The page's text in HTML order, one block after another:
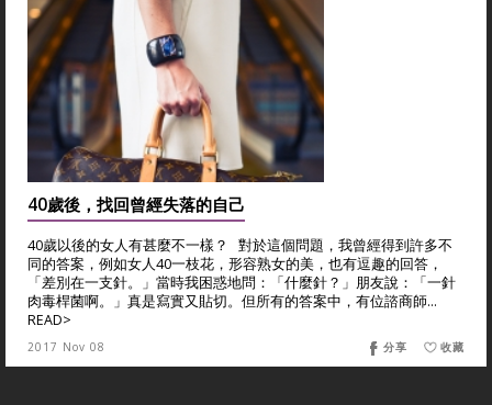
40歲後，找回曾經失落的自己
40歲以後的女人有甚麼不一樣？ 對於這個問題，我曾經得到許多不
同的答案，例如女人40一枝花，形容熟女的美，也有逗趣的回答，
「差別在一支針。」當時我困惑地問：「什麼針？」朋友說：「一針
肉毒桿菌啊。」真是寫實又貼切。但所有的答案中，有位諮商師...
READ>
2017 Nov 08 收藏
分享